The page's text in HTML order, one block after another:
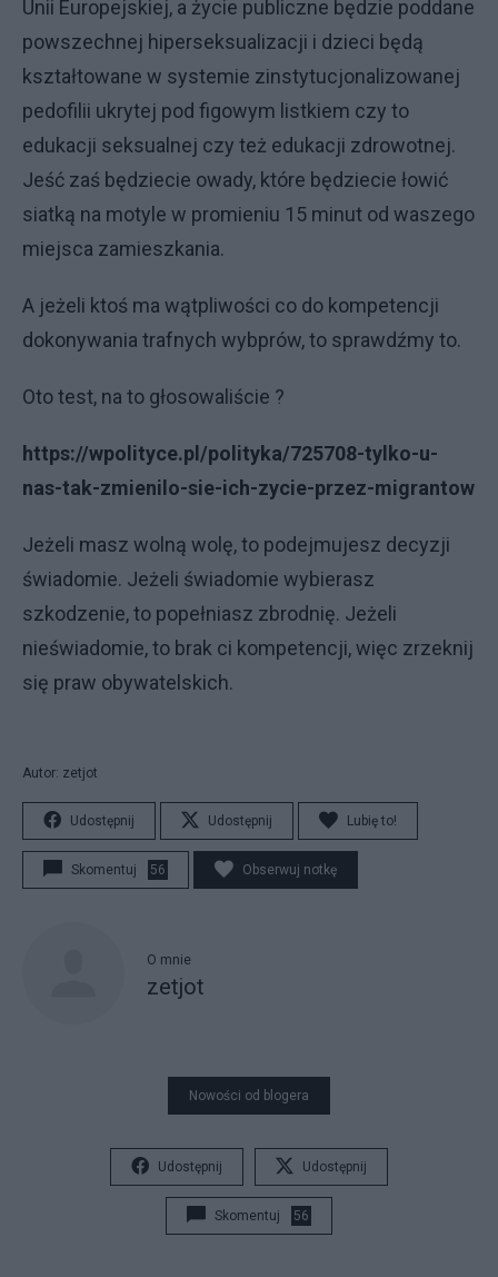
Unii Europejskiej, a życie publiczne będzie poddane
powszechnej hiperseksualizacji i dzieci będą
kształtowane w systemie zinstytucjonalizowanej
pedofilii ukrytej pod figowym listkiem czy to
edukacji seksualnej czy też edukacji zdrowotnej.
Jeść zaś będziecie owady, które będziecie łowić
siatką na motyle w promieniu 15 minut od waszego
miejsca zamieszkania.
A jeżeli ktoś ma wątpliwości co do kompetencji
dokonywania trafnych wybprów, to sprawdźmy to.
Oto test, na to głosowaliście ?
https://wpolityce.pl/polityka/725708-tylko-u-
nas-tak-zmienilo-sie-ich-zycie-przez-migrantow
Jeżeli masz wolną wolę, to podejmujesz decyzji
świadomie. Jeżeli świadomie wybierasz
szkodzenie, to popełniasz zbrodnię. Jeżeli
nieświadomie, to brak ci kompetencji, więc zrzeknij
się praw obywatelskich.
Autor: zetjot
Udostępnij Udostępnij Lubię to!
Skomentuj 56 Obserwuj notkę
O mnie
zetjot
Nowości od blogera
Udostępnij Udostępnij
Skomentuj 56